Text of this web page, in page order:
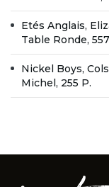
Etés Anglais,
Table Ronde,
Nickel Boys,
Michel, 255 P.